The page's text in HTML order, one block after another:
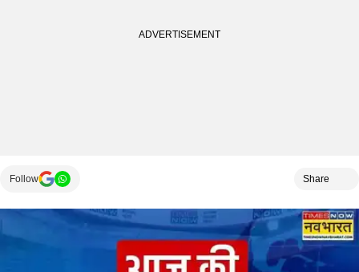
Follow Share